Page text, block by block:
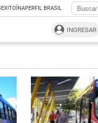
EXITOÍNAPERFIL BRASIL
INGRESAR